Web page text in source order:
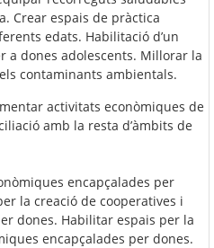
Crear espais de pràctica
edats. Habilitació d’un
a dones adolescents. Millorar la
contaminants ambientals.
activitats econòmiques de
amb la resta d’àmbits de
encapçalades per
la creació de cooperatives i
dones. Habilitar espais per la
encapçalades per dones.